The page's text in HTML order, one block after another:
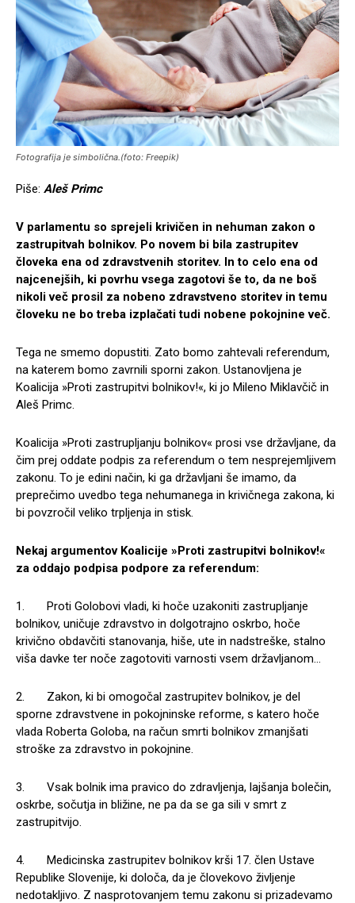
Fotografija je simbolična.(foto: Freepik)
Piše: Aleš Primc
V parlamentu so sprejeli krivičen in nehuman zakon o
zastrupitvah bolnikov. Po novem bi bila zastrupitev
človeka ena od zdravstvenih storitev. In to celo ena od
najcenejših, ki povrhu vsega zagotovi še to, da ne boš
nikoli več prosil za nobeno zdravstveno storitev in temu
človeku ne bo treba izplačati tudi nobene pokojnine več.
Tega ne smemo dopustiti. Zato bomo zahtevali referendum,
na katerem bomo zavrnili sporni zakon. Ustanovljena je
Koalicija »Proti zastrupitvi bolnikov!«, ki jo Mileno Miklavčič in
Aleš Primc.
Koalicija »Proti zastrupljanju bolnikov« prosi vse državljane, da
čim prej oddate podpis za referendum o tem nesprejemljivem
zakonu. To je edini način, ki ga državljani še imamo, da
preprečimo uvedbo tega nehumanega in krivičnega zakona, ki
bi povzročil veliko trpljenja in stisk.
Nekaj argumentov Koalicije »Proti zastrupitvi bolnikov!«
za oddajo podpisa podpore za referendum:
1. Proti Golobovi vladi, ki hoče uzakoniti zastrupljanje
bolnikov, uničuje zdravstvo in dolgotrajno oskrbo, hoče
krivično obdavčiti stanovanja, hiše, ute in nadstreške, stalno
viša davke ter noče zagotoviti varnosti vsem državljanom…
2. Zakon, ki bi omogočal zastrupitev bolnikov, je del
sporne zdravstvene in pokojninske reforme, s katero hoče
vlada Roberta Goloba, na račun smrti bolnikov zmanjšati
stroške za zdravstvo in pokojnine.
3. Vsak bolnik ima pravico do zdravljenja, lajšanja bolečin,
oskrbe, sočutja in bližine, ne pa da se ga sili v smrt z
zastrupitvijo.
4. Medicinska zastrupitev bolnikov krši 17. člen Ustave
Republike Slovenije, ki določa, da je človekovo življenje
nedotakljivo. Z nasprotovanjem temu zakonu si prizadevamo